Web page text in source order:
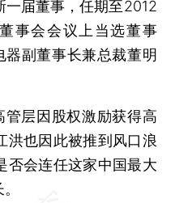
一届董事，任期至2012
事会会议上当选董事
器副董事长兼总裁董明
层因股权激励获得高
洪也因此被推到风口浪
否会连任这家中国最大